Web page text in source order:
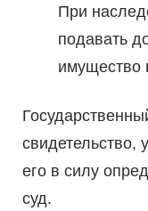
При
подавать
имущество
свидетельство,
его в силу
суд.